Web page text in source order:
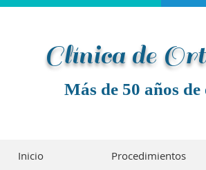
Clínica de
Más de 50 años
Inicio Procedimientos